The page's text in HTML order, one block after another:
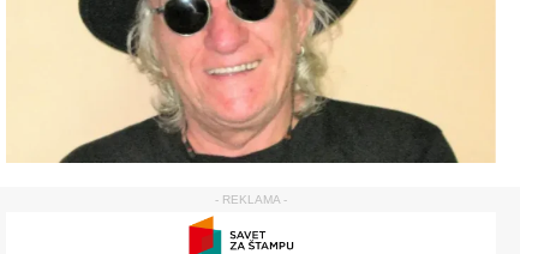
- REKLAMA -